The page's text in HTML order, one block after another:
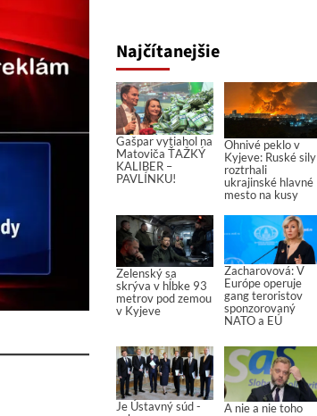
Najčítanejšie
Gašpar vytiahol na
Matoviča ŤAŽKÝ
KALIBER –
PAVLÍNKU!
Ohnivé peklo v
Kyjeve: Ruské sily
roztrhali
ukrajinské hlavné
mesto na kusy
Zelenský sa
skrýva v hĺbke 93
metrov pod zemou
v Kyjeve
Zacharovová: V
Európe operuje
gang teroristov
sponzorovaný
NATO a EÚ
Je Ústavný súd -
A nie a nie toho